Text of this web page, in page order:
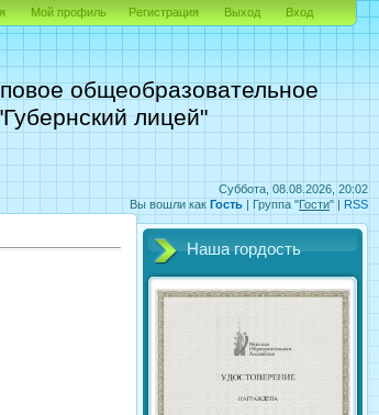
Суббота, 08.08.2026, 20:02
Вы вошли как Гость | Группа "Гости" | RSS
общеобразовательное
лицей"
Мой профиль Регистрация Выход Вход
Наша гордость